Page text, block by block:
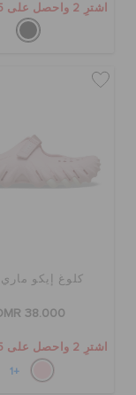
اشترِ 2 واحصل على 25% خصم
كلوغ إيكو
38.000
اشترِ 2 واحصل على 25% خصم
+1